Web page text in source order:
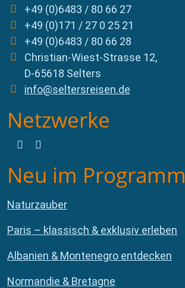
+49 (0)6483 / 80 66 27
+49 (0)171 / 27 0 25 21
+49 (0)6483 / 80 66 28
Christian-Wiest-Strasse 12,
D-65618 Selters
info@seltersreisen.de
Netzwerke
Neu im Programm
Naturzauber
Paris – klassisch & exklusiv erleben
Albanien & Montenegro entdecken
Normandie & Bretagne